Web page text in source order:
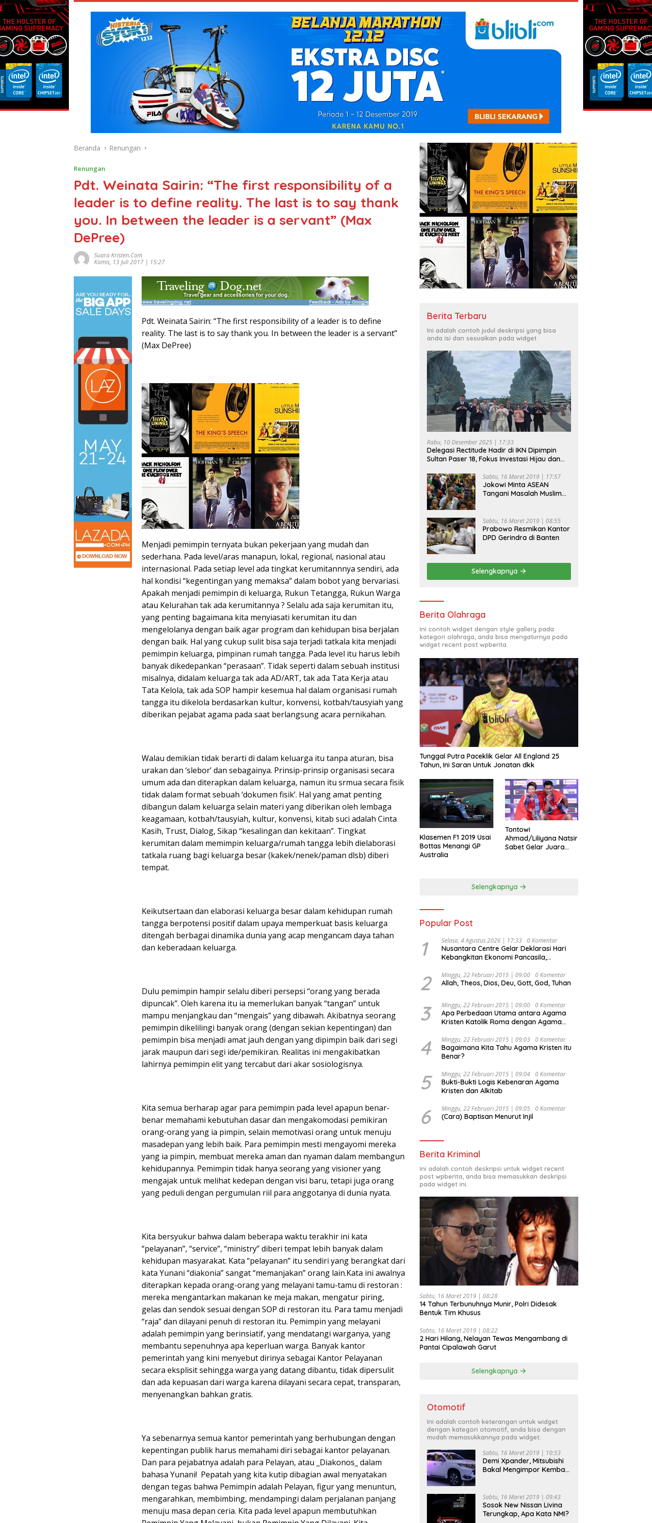
Beranda Renungan
Renungan
Pdt. Weinata Sairin: “The first responsibility of a
leader is to define reality. The last is to say thank
you. In between the leader is a servant” (Max
DePree)
Suara Kristen.com
Kamis, 13 Juli 2017 | 15:27
Pdt. Weinata Sairin: “The first responsibility of a leader is to define
reality. The last is to say thank you. In between the leader is a servant”
(Max DePree)
Menjadi pemimpin ternyata bukan pekerjaan yang mudah dan
sederhana. Pada level/aras manapun, lokal, regional, nasional atau
internasional. Pada setiap level ada tingkat kerumitannnya sendiri, ada
hal kondisi “kegentingan yang memaksa” dalam bobot yang bervariasi.
Apakah menjadi pemimpin di keluarga, Rukun Tetangga, Rukun Warga
atau Kelurahan tak ada kerumitannya ? Selalu ada saja kerumitan itu,
yang penting bagaimana kita menyiasati kerumitan itu dan
mengelolanya dengan baik agar program dan kehidupan bisa berjalan
dengan baik. Hal yang cukup sulit bisa saja terjadi tatkala kita menjadi
pemimpin keluarga, pimpinan rumah tangga. Pada level itu harus lebih
banyak dikedepankan “perasaan”. Tidak seperti dalam sebuah institusi
misalnya, didalam keluarga tak ada AD/ART, tak ada Tata Kerja atau
Tata Kelola, tak ada SOP hampir kesemua hal dalam organisasi rumah
tangga itu dikelola berdasarkan kultur, konvensi, kotbah/tausyiah yang
diberikan pejabat agama pada saat berlangsung acara pernikahan.
Walau demikian tidak berarti di dalam keluarga itu tanpa aturan, bisa
urakan dan ‘slebor’ dan sebagainya. Prinsip-prinsip organisasi secara
umum ada dan diterapkan dalam keluarga, namun itu srmua secara fisik
tidak dalam format sebuah ‘dokumen fisik’. Hal yang amat penting
dibangun dalam keluarga selain materi yang diberikan oleh lembaga
keagamaan, kotbah/tausyiah, kultur, konvensi, kitab suci adalah Cinta
Kasih, Trust, Dialog, Sikap “kesalingan dan kekitaan”. Tingkat
kerumitan dalam memimpin keluarga/rumah tangga lebih dielaborasi
tatkala ruang bagi keluarga besar (kakek/nenek/paman dlsb) diberi
tempat.
Keikutsertaan dan elaborasi keluarga besar dalam kehidupan rumah
tangga berpotensi positif dalam upaya memperkuat basis keluarga
ditengah berbagai dinamika dunia yang acap mengancam daya tahan
dan keberadaan keluarga.
Dulu pemimpin hampir selalu diberi persepsi “orang yang berada
dipuncak”. Oleh karena itu ia memerlukan banyak “tangan” untuk
mampu menjangkau dan “mengais” yang dibawah. Akibatnya seorang
pemimpin dikelilingi banyak orang (dengan sekian kepentingan) dan
pemimpin bisa menjadi amat jauh dengan yang dipimpin baik dari segi
jarak maupun dari segi ide/pemikiran. Realitas ini mengakibatkan
lahirnya pemimpin elit yang tercabut dari akar sosiologisnya.
Kita semua berharap agar para pemimpin pada level apapun benar-
benar memahami kebutuhan dasar dan mengakomodasi pemikiran
orang-orang yang ia pimpin, selain memotivasi orang untuk menuju
masadepan yang lebih baik. Para pemimpin mesti mengayomi mereka
yang ia pimpin, membuat mereka aman dan nyaman dalam membangun
kehidupannya. Pemimpin tidak hanya seorang yang visioner yang
mengajak untuk melihat kedepan dengan visi baru, tetapi juga orang
yang peduli dengan pergumulan riil para anggotanya di dunia nyata.
Kita bersyukur bahwa dalam beberapa waktu terakhir ini kata
“pelayanan”, “service”, “ministry” diberi tempat lebih banyak dalam
kehidupan masyarakat. Kata “pelayanan” itu sendiri yang berangkat dari
kata Yunani “diakonia” sangat “memanjakan” orang lain.Kata ini awalnya
diterapkan kepada orang-orang yang melayani tamu-tamu di restoran :
mereka mengantarkan makanan ke meja makan, mengatur piring,
gelas dan sendok sesuai dengan SOP di restoran itu. Para tamu menjadi
“raja” dan dilayani penuh di restoran itu. Pemimpin yang melayani
adalah pemimpin yang berinsiatif, yang mendatangi warganya, yang
membantu sepenuhnya apa keperluan warga. Banyak kantor
pemerintah yang kini menyebut dirinya sebagai Kantor Pelayanan
secara eksplisit sehingga warga yang datang dibantu, tidak dipersulit
dan ada kepuasan dari warga karena dilayani secara cepat, transparan,
menyenangkan bahkan gratis.
Ya sebenarnya semua kantor pemerintah yang berhubungan dengan
kepentingan publik harus memahami diri sebagai kantor pelayanan.
Dan para pejabatnya adalah para Pelayan, atau _Diakonos_ dalam
bahasa Yunani! Pepatah yang kita kutip dibagian awal menyatakan
dengan tegas bahwa Pemimpin adalah Pelayan, figur yang menuntun,
mengarahkan, membimbing, mendampingi dalam perjalanan panjang
menuju masa depan ceria. Kita pada level apapun membutuhkan
Berita Terbaru
Ini adalah contoh judul deskripsi yang bisa
anda isi dan sesuaikan pada widget
Rabu, 10 Desember 2025 | 17:33
Delegasi Rectitude Hadir di IKN Dipimpin
Sultan Paser 18, Fokus Investasi Hijau dan
Sabtu, 16 Maret 2019 | 17:57
Jokowi Minta ASEAN
Tangani Masalah Muslim
Sabtu, 16 Maret 2019 | 08:55
Prabowo Resmikan Kantor
DPD Gerindra di Banten
Selengkapnya
Berita Olahraga
Ini contoh widget dengan style gallery pada
kategori olahraga, anda bisa mengaturnya pada
widget recent post wpberita.
Tunggal Putra Paceklik Gelar All England 25
Tahun, Ini Saran Untuk Jonatan dkk
Klasemen F1 2019 Usai
Bottas Menangi GP
Australia
Tontowi
Ahmad/Liliyana Natsir
Sabet Gelar Juara
Selengkapnya
Popular Post
1 Selasa, 4 Agustus 2026 | 17:33 0 Komentar
Nusantara Centre Gelar Deklarasi Hari
Kebangkitan Ekonomi Pancasila,
Djojohadikusumo Anti Penjajahan
(Pergolakan Ekonomi Politik Indonesia) &
Undang Perekonomian Nasional dan
Kesejahteraan Sosial dalam Menata
Bangsa Menuju Indonesia Emas 2045”,
2 Minggu, 22 Februari 2015 | 09:00 0 Komentar
Allah, Theos, Dios, Deu, Gott, God, Tuhan
3 Minggu, 22 Februari 2015 | 09:00 0 Komentar
Apa Perbedaan Utama antara Agama
Kristen Katolik Roma dengan Agama
4 Minggu, 22 Februari 2015 | 09:03 0 Komentar
Bagaimana Kita Tahu Agama Kristen itu
Benar?
5 Minggu, 22 Februari 2015 | 09:04 0 Komentar
Bukti-Bukti Logis Kebenaran Agama
Kristen dan Alkitab
6 Minggu, 22 Februari 2015 | 09:05 0 Komentar
(Cara) Baptisan Menurut Injil
Berita Kriminal
Ini adalah contoh deskripsi untuk widget recent
post wpberita, anda bisa memasukkan deskripsi
pada widget ini.
Sabtu, 16 Maret 2019 | 08:28
14 Tahun Terbunuhnya Munir, Polri Didesak
Bentuk Tim Khusus
Sabtu, 16 Maret 2019 | 08:22
2 Hari Hilang, Nelayan Tewas Mengambang di
Pantai Cipalawah Garut
Selengkapnya
Otomotif
Ini adalah contoh keterangan untuk widget
dengan kategori otomotif, anda bisa dengan
mudah memasukkannya pada widget.
Sabtu, 16 Maret 2019 | 10:53
Demi Xpander, Mitsubishi
Bakal Mengimpor Kembali
Sabtu, 16 Maret 2019 | 09:43
Sosok New Nissan Livina
Terungkap, Apa Kata NMI?